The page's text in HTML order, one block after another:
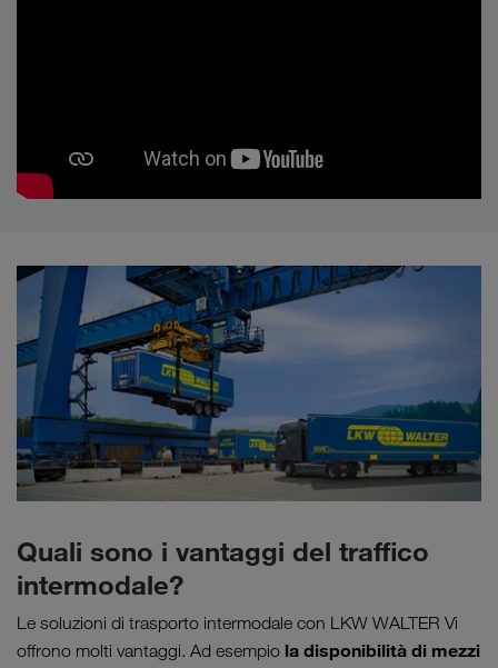
Quali sono i vantaggi del traffico
intermodale?
Le soluzioni di trasporto intermodale con LKW WALTER Vi
offrono molti vantaggi. Ad esempio la disponibilità di mezzi